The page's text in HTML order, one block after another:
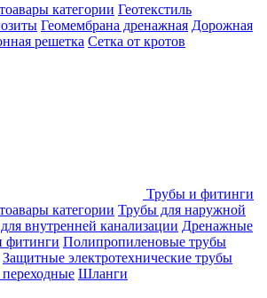
категории Геотекстиль
Геомембрана дренажная Дорожная
решетка Сетка от кротов
Трубы и фитинги
категории Трубы для наружной
внутренней канализации Дренажные
Полипропиленовые трубы
Защитные электротехнические трубы
Шланги